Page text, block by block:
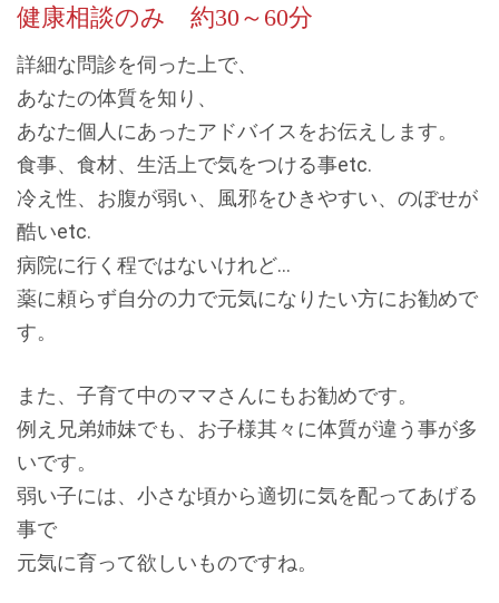
健康相談のみ 約30～60分
詳細な問診を伺った上で、
あなたの体質を知り、
あなた個人にあったアドバイスをお伝えします。
食事、食材、生活上で気をつける事etc.
冷え性、お腹が弱い、風邪をひきやすい、のぼせが
酷いetc.
病院に行く程ではないけれど…
薬に頼らず自分の力で元気になりたい方にお勧めで
す。
また、子育て中のママさんにもお勧めです。
例え兄弟姉妹でも、お子様其々に体質が違う事が多
いです。
弱い子には、小さな頃から適切に気を配ってあげる
事で
元気に育って欲しいものですね。